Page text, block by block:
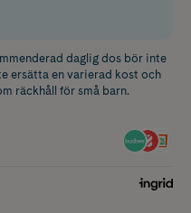
daglig dos bör inte
ersätta en varierad kost och
räckhåll för små barn.